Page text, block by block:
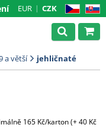
CZ SK
EUR CZK
a větší jehličnaté
165 Kč/karton (+ 40 Kč